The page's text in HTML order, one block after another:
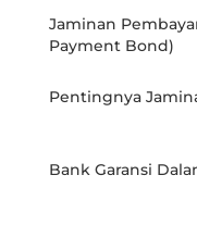
Jaminan
Payment Bond)
Pentingnya
Bank Garansi